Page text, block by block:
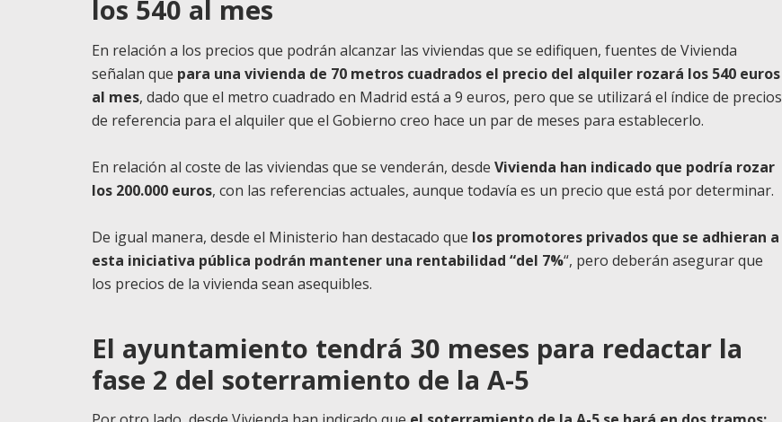
los 540 al mes
En relación a los precios que podrán alcanzar las viviendas que se edifiquen, fuentes de Vivienda
señalan que para una vivienda de 70 metros cuadrados el precio del alquiler rozará los 540 euros
al mes, dado que el metro cuadrado en Madrid está a 9 euros, pero que se utilizará el índice de precios
de referencia para el alquiler que el Gobierno creo hace un par de meses para establecerlo.
En relación al coste de las viviendas que se venderán, desde Vivienda han indicado que podría rozar
los 200.000 euros, con las referencias actuales, aunque todavía es un precio que está por determinar.
De igual manera, desde el Ministerio han destacado que los promotores privados que se adhieran a
esta iniciativa pública podrán mantener una rentabilidad “del 7%“, pero deberán asegurar que
los precios de la vivienda sean asequibles.
El ayuntamiento tendrá 30 meses para redactar la
fase 2 del soterramiento de la A-5